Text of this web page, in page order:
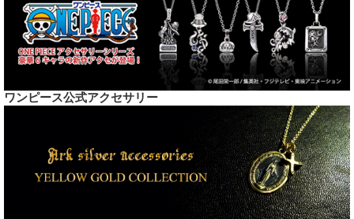
ワンピース公式アクセサリー